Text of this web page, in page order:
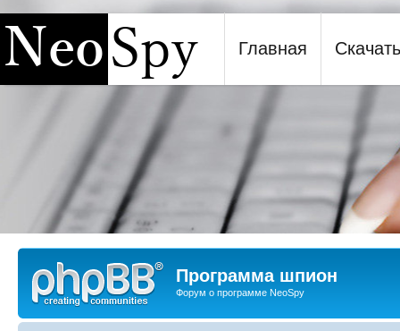
Программа шпион NeoSpy
Главная Скачать
Программа шпион
Форум о программе NeoSpy